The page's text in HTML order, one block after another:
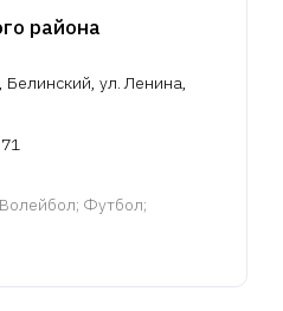
района
Белинский, ул. Ленина,
Футбол;